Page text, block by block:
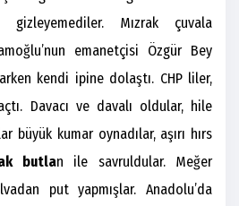
gizleyemediler. Mızrak çuvala
emanetçisi Özgür Bey
kendi ipine dolaştı. CHP liler,
Davacı ve davalı oldular, hile
büyük kumar oynadılar, aşırı hırs
butlan ile savruldular. Meğer
put yapmışlar. Anadolu’da